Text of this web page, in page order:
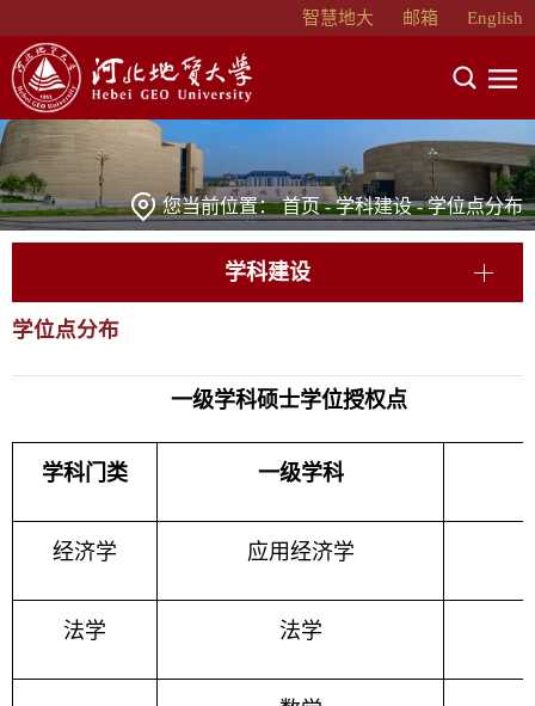
智慧地大 邮箱 English
您当前位置：首页-学科建设-学位点分布
学科建设
学位点分布
一级学科硕士学位授权点
学科门类 一级学科
经济学 应用经济学
法学 法学